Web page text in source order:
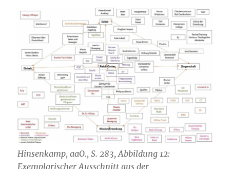
Hinsenkamp, aaO., S. 283, Abbildung 12:
Exemplarischer Ausschnitt aus der